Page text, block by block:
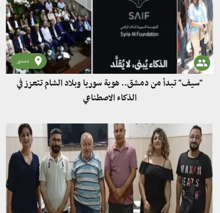
دمشق
"سيف" تبدأ من دمشق.. هوية سوريا وبلاد الشام تتعزز في
الذكاء الاصطناعي